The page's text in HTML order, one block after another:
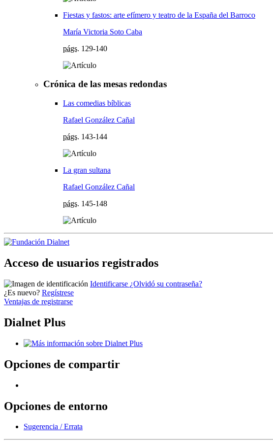
Fiestas y fastos: arte efímero y teatro de la España del Barroco
María Victoria Soto Caba
págs. 129-140
Crónica de las mesas redondas
Las comedias bíblicas
Rafael González Cañal
págs. 143-144
La gran sultana
Rafael González Cañal
págs. 145-148
Acceso de usuarios registrados
Identificarse ¿Olvidó su contraseña?
¿Es nuevo? Regístrese
Ventajas de registrarse
Dialnet Plus
Opciones de compartir
Opciones de entorno
Sugerencia / Errata